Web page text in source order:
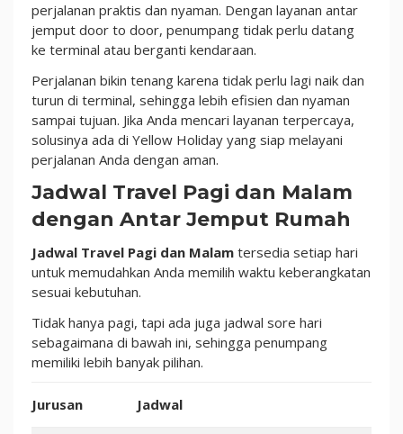
perjalanan praktis dan nyaman. Dengan layanan antar
jemput door to door, penumpang tidak perlu datang
ke terminal atau berganti kendaraan.
Perjalanan bikin tenang karena tidak perlu lagi naik dan
turun di terminal, sehingga lebih efisien dan nyaman
sampai tujuan. Jika Anda mencari layanan terpercaya,
solusinya ada di Yellow Holiday yang siap melayani
perjalanan Anda dengan aman.
Jadwal Travel Pagi dan Malam
dengan Antar Jemput Rumah
Jadwal Travel Pagi dan Malam tersedia setiap hari
untuk memudahkan Anda memilih waktu keberangkatan
sesuai kebutuhan.
Tidak hanya pagi, tapi ada juga jadwal sore hari
sebagaimana di bawah ini, sehingga penumpang
memiliki lebih banyak pilihan.
Jurusan Jadwal